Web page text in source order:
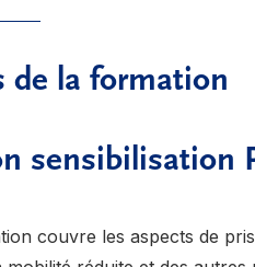
de la formation
sensibilisation
couvre les aspects de